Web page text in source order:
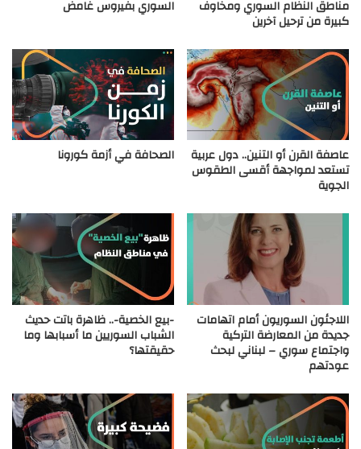
مناطق النظام السوري ومخاوف
كبيرة من ترحيل آخرين
السوري بفيروس غامض
عاصفة القرن أو التنين.. دول عربية
تستعد لمواجهة أقسى الطقوس
الجوية
الصحافة في أزمة كورونا
اللاجئون السوريون أمام اتهامات
جديدة من المعارضة التركية
واجتماع سوري – لبناني لبحث
عودتهم
-بيع الخصية-.. ظاهرة باتت حديث
الشباب السوريين ما أسبابها وما
حقيقتها؟